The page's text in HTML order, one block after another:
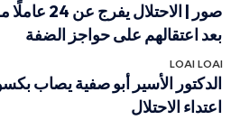
صور | الاحتلال
بعد اعتقالهم على حواجز الضفة
LOAI LOAI
الدكتور الأسير أبو صفية يصاب
اعتداء الاحتلال